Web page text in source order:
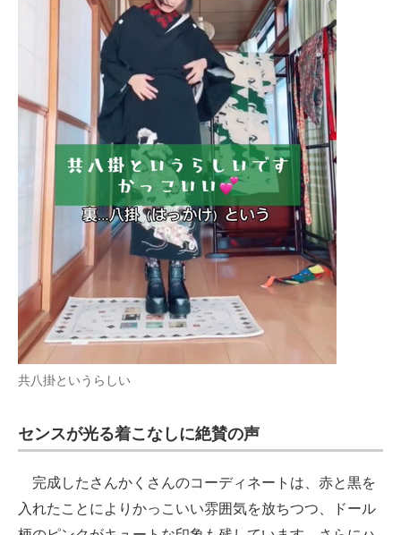
共八掛というらしい
センスが光る着こなしに絶賛の声
完成したさんかくさんのコーディネートは、赤と黒を
入れたことによりかっこいい雰囲気を放ちつつ、ドール